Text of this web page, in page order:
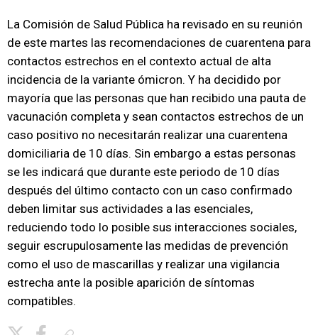
La Comisión de Salud Pública ha revisado en su reunión
de este martes las recomendaciones de cuarentena para
contactos estrechos en el contexto actual de alta
incidencia de la variante ómicron. Y ha decidido por
mayoría que las personas que han recibido una pauta de
vacunación completa y sean contactos estrechos de un
caso positivo no necesitarán realizar una cuarentena
domiciliaria de 10 días. Sin embargo a estas personas
se les indicará que durante este periodo de 10 días
después del último contacto con un caso confirmado
deben limitar sus actividades a las esenciales,
reduciendo todo lo posible sus interacciones sociales,
seguir escrupulosamente las medidas de prevención
como el uso de mascarillas y realizar una vigilancia
estrecha ante la posible aparición de síntomas
compatibles.